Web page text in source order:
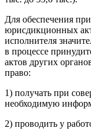
Для обеспечения
юрисдикционных
исполнителя
в процессе
актов других
право:
1) получать при
необходимую
2) проводить у